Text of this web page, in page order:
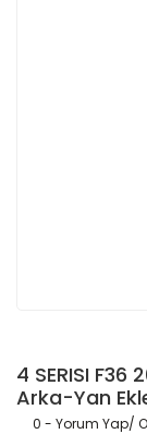
4 SERISI F36
Arka-Yan
0 - Yorum Yap/